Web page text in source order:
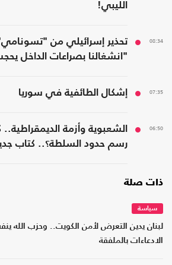
الليبي!
08:34
تحذير إسرائيلي من
"انشغالنا بصراعات الداخل
07:35 إشكال الطائفية في سوريا
06:50
الشعبوية وأزمة
رسم حدود السلطة؟.. كتاب
ذات صلة
سياسة
لبنان يدين التعرض لأمن الكويت.. وحزب الله
الادعاءات بالملفقة